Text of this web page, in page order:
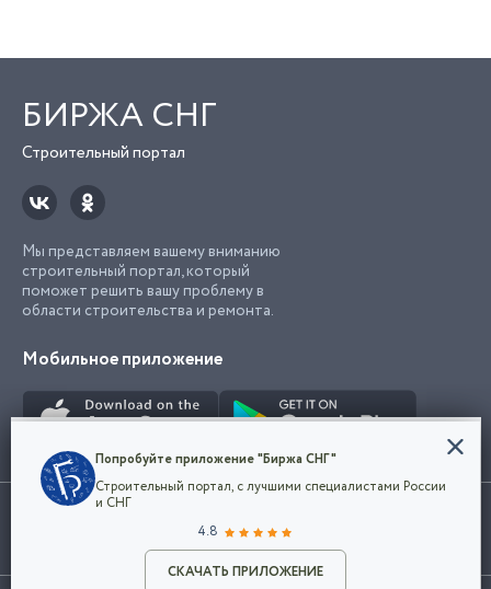
Разместить объявление
БИРЖА СНГ
Строительный портал
Мы представляем вашему вниманию
строительный портал, который
поможет решить вашу проблему в
области строительства и ремонта.
Мобильное приложение
Использование сайта, в том числе подача объявлений, означает
марки представленные на сайте являются собственностью их
Конфиденциальность
Мы используем файлы cookie, чтобы сделать
наш сайт удобным для каждого
Политикой конфиденциальности компании
и принимаете условия использования cookie.
Попробуйте приложение "Биржа СНГ"
Строительный портал, с лучшими специалистами России
и СНГ
4.8
СКАЧАТЬ ПРИЛОЖЕНИЕ